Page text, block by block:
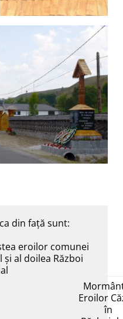
din față sunt:
eroilor comunei
al doilea Război
Eroilor
în